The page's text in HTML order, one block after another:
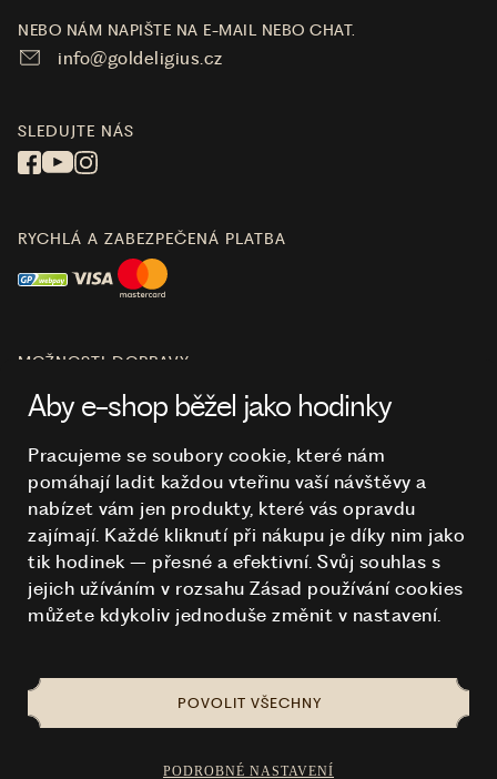
O NÁKUPU
HODINKY
NEBO NÁM NAPIŠTE NA E-MAIL NEBO CHAT.
info@goldeligius.cz
SLEDUJTE NÁS
RYCHLÁ A ZABEZPEČENÁ PLATBA
MOŽNOSTI DOPRAVY
NA TOMTO WEBU STRAŠÍ
Aby e-shop běžel jako hodinky
Pracujeme se soubory cookie, které nám
pomáhají ladit každou vteřinu vaší návštěvy a
nabízet vám jen produkty, které vás opravdu
zajímají. Každé kliknutí při nákupu je díky nim jako
tik hodinek – přesné a efektivní. Svůj souhlas s
jejich užíváním v rozsahu Zásad používání cookies
můžete kdykoliv jednoduše změnit v nastavení.
POVOLIT VŠECHNY
PODROBNÉ NASTAVENÍ